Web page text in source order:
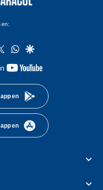
en:
twitterwhatsapp
google
youtube-
en
en